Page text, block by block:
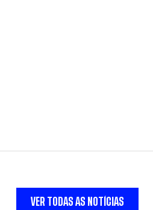
VER TODAS AS NOTÍCIAS